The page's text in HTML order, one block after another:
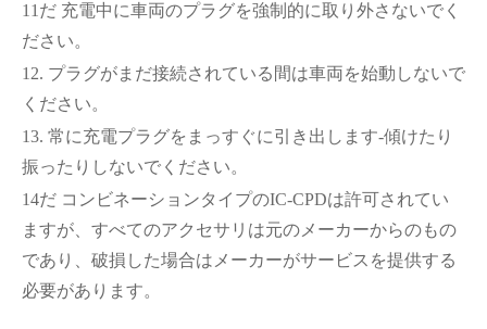
11だ 充電中に車両のプラグを強制的に取り外さないでく
ださい。
12. プラグがまだ接続されている間は車両を始動しないで
ください。
13. 常に充電プラグをまっすぐに引き出します-傾けたり
振ったりしないでください。
14だ コンビネーションタイプのIC-CPDは許可されてい
ますが、すべてのアクセサリは元のメーカーからのもの
であり、破損した場合はメーカーがサービスを提供する
必要があります。